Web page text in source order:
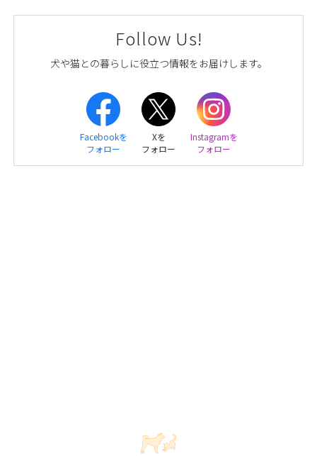
Follow Us!
犬や猫との暮らしに役立つ情報をお届けします。
Facebookを
フォロー
Xを
フォロー
Instagramを
フォロー